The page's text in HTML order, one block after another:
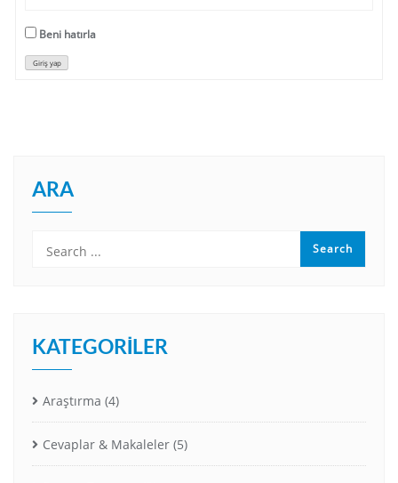
Beni hatırla
Giriş yap
ARA
KATEGORILER
Araştırma (4)
Cevaplar & Makaleler (5)